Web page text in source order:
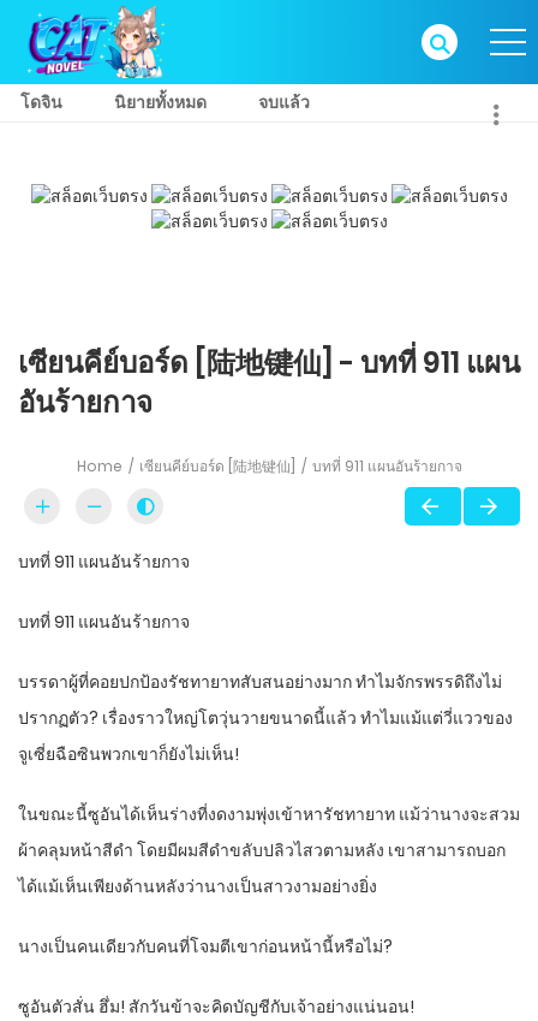
โดจิน นิยายทั้งหมด จบแล้ว
เซียนคีย์บอร์ด [陆地键仙] - บทที่ 911 แผน
อันร้ายกาจ
Home เซียนคีย์บอร์ด [陆地键仙] บทที่ 911 แผนอันร้ายกาจ
บทที่ 911 แผนอันร้ายกาจ
บทที่ 911 แผนอันร้ายกาจ
บรรดาผู้ที่คอยปกป้องรัชทายาทสับสนอย่างมาก ทำไมจักรพรรดิถึงไม่
ปรากฏตัว? เรื่องราวใหญ่โตวุ่นวายขนาดนี้แล้ว ทำไมแม้แต่วี่แววของ
จูเซี่ยฉือซินพวกเขาก็ยังไม่เห็น!
ในขณะนี้ซูอันได้เห็นร่างที่งดงามพุ่งเข้าหารัชทายาท แม้ว่านางจะสวม
ผ้าคลุมหน้าสีดำ โดยมีผมสีดำขลับปลิวไสวตามหลัง เขาสามารถบอก
ได้แม้เห็นเพียงด้านหลังว่านางเป็นสาวงามอย่างยิ่ง
นางเป็นคนเดียวกับคนที่โจมตีเขาก่อนหน้านี้หรือไม่?
ซูอันตัวสั่น ฮึ่ม! สักวันข้าจะคิดบัญชีกับเจ้าอย่างแน่นอน!